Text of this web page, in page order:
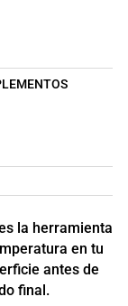
la herramienta
en tu
antes de
final.